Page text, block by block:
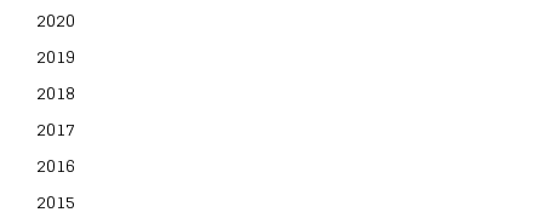
2020
2019
2018
2017
2016
2015